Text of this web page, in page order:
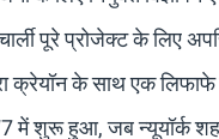
पूरे प्रोजेक्ट के लिए
क्रेयॉन के साथ एक
में शुरू हुआ, जब न्यूयॉर्क